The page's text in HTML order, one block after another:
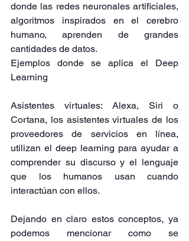
donde las redes neuronales artificiales,
algoritmos inspirados en el cerebro
humano, aprenden de grandes
cantidades de datos.
Ejemplos donde se aplica el Deep
Learning
Asistentes virtuales: Alexa, Siri o
Cortana, los asistentes virtuales de los
proveedores de servicios en línea,
utilizan el deep learning para ayudar a
comprender su discurso y el lenguaje
que los humanos usan cuando
interactúan con ellos.
Dejando en claro estos conceptos, ya
podemos mencionar como se